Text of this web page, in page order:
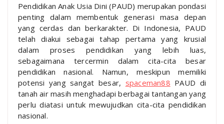
Pendidikan Anak Usia Dini (PAUD) merupakan pondasi
penting dalam membentuk generasi masa depan
yang cerdas dan berkarakter. Di Indonesia, PAUD
telah diakui sebagai tahap pertama yang krusial
dalam proses pendidikan yang lebih luas,
sebagaimana tercermin dalam cita-cita besar
pendidikan nasional. Namun, meskipun memiliki
potensi yang sangat besar, spaceman88 PAUD di
tanah air masih menghadapi berbagai tantangan yang
perlu diatasi untuk mewujudkan cita-cita pendidikan
nasional.